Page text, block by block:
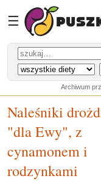
☰
Archiwum
Naleśniki
"dla Ewy", z
cynamonem i
rodzynkami